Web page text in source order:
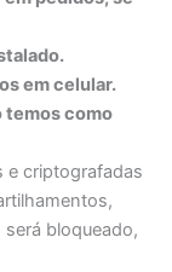
em celular.
temos como
e criptografadas
bloqueado,